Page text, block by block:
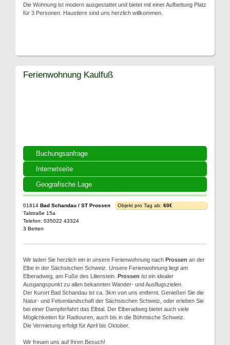
Die Wohnung ist modern ausgestattet und bietet mit einer Aufbettung Platz
für 3 Personen. Haustiere sind uns herzlich willkommen.
Buchungsanfrage
Internetseite
Geografische Lage
Ferienwohnung Kaulfuß
01814 Bad Schandau / ST Prossen
Talstraße 15a
Telefon: 035022 43324
3 Betten
Objekt pro Tag ab: 60€
Wir laden Sie herzlich ein in unsere Ferienwohnung nach Prossen an der
Elbe in der Sächsischen Schweiz. Unsere Ferienwohnung liegt am
Elberadweg, am Fuße des Lilienstein. Prossen ist ein idealer
Ausgangspunkt zu allen bekannten Wander- und Ausflugszielen.
Der Kurort Bad Schandau ist ca. 3km von uns entfernt. Genießen Sie die
Natur- und Felsenlandschaft der Sächsischen Schweiz, oder erleben Sie
bei einer Dampferfahrt das Elbtal. Der Elberadweg bietet auch viele
Möglichkeiten für Radtouren, auch bis in die Böhmische Schweiz.
Die Vermietung erfolgt für April bis Oktober.
Wir freuen uns auf Ihren Besuch!